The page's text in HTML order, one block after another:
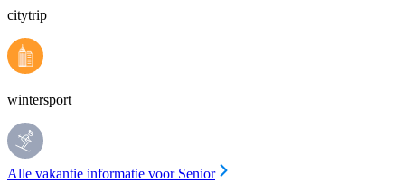
citytrip
wintersport
Alle vakantie informatie voor Senior